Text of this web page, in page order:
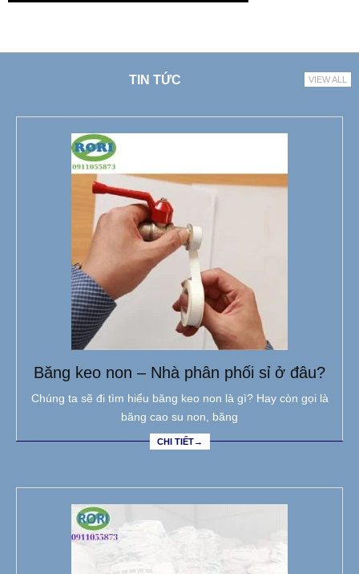
TIN TỨC VIEW ALL
Băng keo non – Nhà phân phối sỉ ở đâu?
Chúng ta sẽ đi tìm hiểu băng keo non là gì? Hay còn gọi là
băng cao su non, băng
CHI TIẾT→